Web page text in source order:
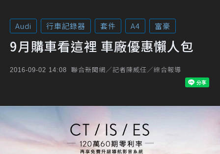
Audi 行車記錄器 套件 A4 富豪
9月購車看這裡 車廠優惠懶人包
2016-09-02 14:08 聯合新聞網／記者陳威任／綜合報導